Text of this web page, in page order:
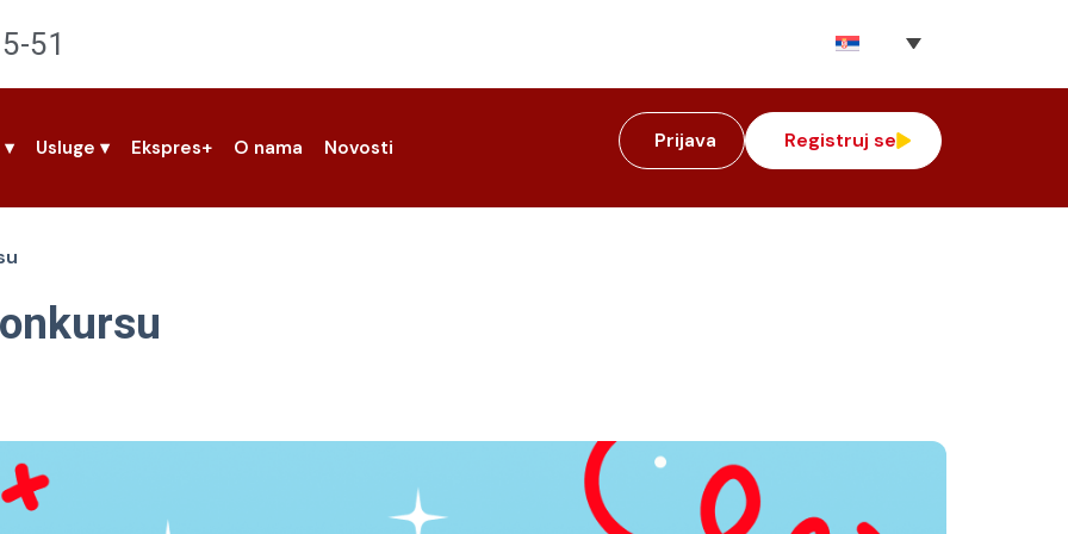
51
▾ Usluge ▾ Ekspres+ O nama Novosti Prijava Registruj se